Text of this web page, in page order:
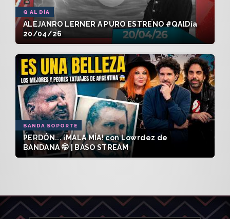
Q AL DÍA
ALEJANRO LERNER A PURO ESTRENO #QAlDía
20/04/26
BANDA SOPORTE
PERDÓN... ¡MALA MÍA! con Lowrdez de
BANDANA 🤭 | BASO STREAM